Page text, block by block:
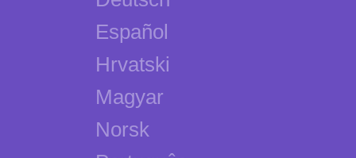
Español
Hrvatski
Magyar
Norsk